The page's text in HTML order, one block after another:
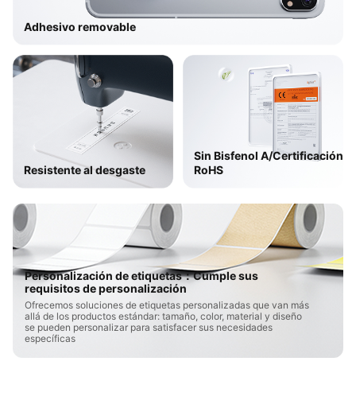
Adhesivo removable​
Resistente al desgaste​
Sin Bisfenol A/Certificación
RoHS
Personalización de etiquetas：Cumple sus
requisitos de personalización
Ofrecemos soluciones de etiquetas personalizadas que van más
allá de los productos estándar: tamaño, color, material y diseño
se pueden personalizar para satisfacer sus necesidades
específicas